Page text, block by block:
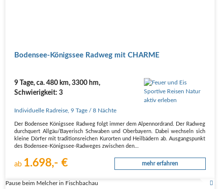
Boden­see-Königs­see Rad­weg mit CHARME
9 Tage, ca. 480 km, 3300 hm,
Schwierigkeit: 3
Individuelle Radreise ,9 Tage / 8 Nächte
Der Boden­see Königs­see Rad­weg folgt immer dem Alpen­nord­rand. Der Rad­weg
durch­quert Allgäu/Bayerisch Schwa­ben und Ober­bay­ern. Dabei wech­seln sich
klei­ne Dör­fer mit tra­di­ti­ons­rei­chen Kur­or­ten und Heil­bä­dern ab. Aus­gangs­punkt
des Boden­see-Königs­see-Rad­we­ges zwi­schen den…
ab 1.698,- € mehr erfahren
Pause beim Melcher in Fischbachau